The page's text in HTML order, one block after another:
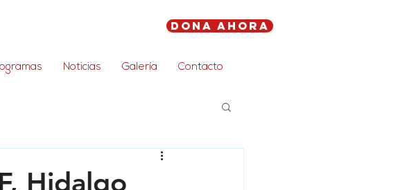
Dona Ahora
Noticias Galería Contacto
Hidalgo